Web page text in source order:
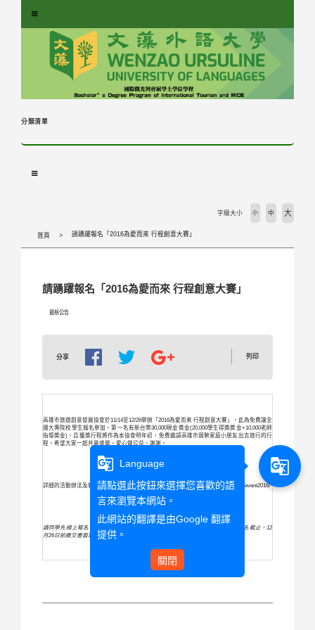
分類清單
首頁 請踴躍報名「2016為愛而來 行程創意大賽」
字級大小 小 中 大
請踴躍報名「2016為愛而來 行程創意大賽」
最新公告
分享 列印
高雄市旅遊創意發展協會於11/14至12/26舉辦「2016為愛而來 行程創意大賽」，此為免費讓全
國大專院校學生報名參加，第一名有新台幣30,000現金獎金(20,000學生得獎獎金+10,000老師
指導獎金)，且獲獎行程將作為本協會明年初， 免費邀請高雄市弱勢家庭小朋友出去旅行的行
程， 希望大家一起共襄盛舉，愛心做公益，謝謝。
詳細的活動辦法及報名方式可以掃附件的QRcode或登入官網http://www.ux.com.tw/event2016/
請同學先線上報名，報完名後再慢慢認真準備書面資料， 日線上報名截止，12
月26日前繳交書面資料到本協會完成參賽手續，謝謝。
g_translate
Language
請點選此按鈕來選擇您喜歡的語
言來瀏覽本網站。
此網站的翻譯是由Google 翻譯
提供。
關閉
g_translate